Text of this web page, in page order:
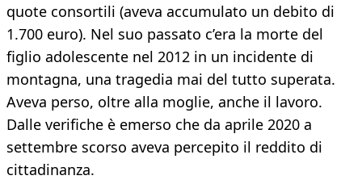
quote consortili (aveva accumulato un debito di
1.700 euro). Nel suo passato c’era la morte del
figlio adolescente nel 2012 in un incidente di
montagna, una tragedia mai del tutto superata.
Aveva perso, oltre alla moglie, anche il lavoro.
Dalle verifiche è emerso che da aprile 2020 a
settembre scorso aveva percepito il reddito di
cittadinanza.